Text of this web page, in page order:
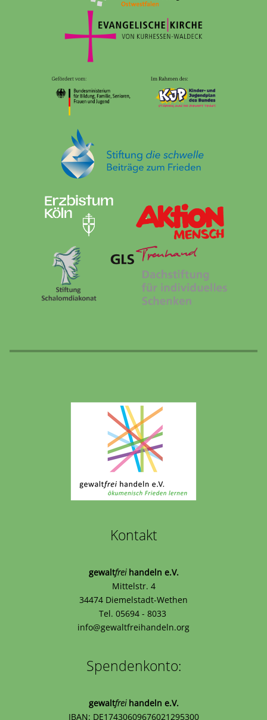
Kontakt
gewaltfreihandeln e.V.
Mittelstr. 4
34474 Diemelstadt-Wethen
Tel. 05694 - 8033
info@gewaltfreihandeln.org
Spendenkonto:
gewaltfreihandeln e.V.
IBAN: DE17430609676021295300